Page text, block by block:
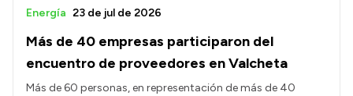
Más de 40 empresas participaron del
encuentro de proveedores en Valcheta
Energía 23 de jul de 2026
Más de 60 personas, en representación de más de 40